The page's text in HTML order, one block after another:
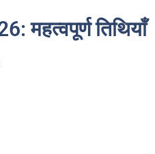
महत्वपूर्ण तिथियाँ